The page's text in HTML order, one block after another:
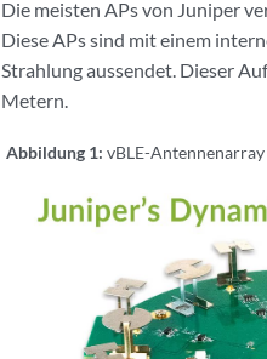
Die meisten APs von Juniper
Diese APs sind mit einem
Strahlung aussendet. Dieser
Metern.
Abbildung 1: vBLE-Antennenarray